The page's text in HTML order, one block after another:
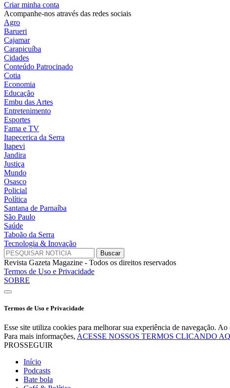
Criar minha conta
Acompanhe-nos através das redes sociais
Agro
Barueri
Cajamar
Carapicuíba
Cidades
Conteúdo Patrocinado
Cotia
Economia
Educação
Embu das Artes
Entretenimento
Esportes
Fama e TV
Itapecerica da Serra
Itapevi
Jandira
Justiça
Mundo
Osasco
Policial
Política
Santana de Parnaíba
São Paulo
Saúde
Taboão da Serra
Tecnologia & Inovação
Revista Gazeta Magazine - Todos os direitos reservados
Termos de Uso e Privacidade
SOBRE
Termos de Uso e Privacidade
Esse site utiliza cookies para melhorar sua experiência de navegação.
Para mais informações, ACESSE NOSSOS TERMOS CLICANDO
PROSSEGUIR
Início
Podcasts
Bate bola